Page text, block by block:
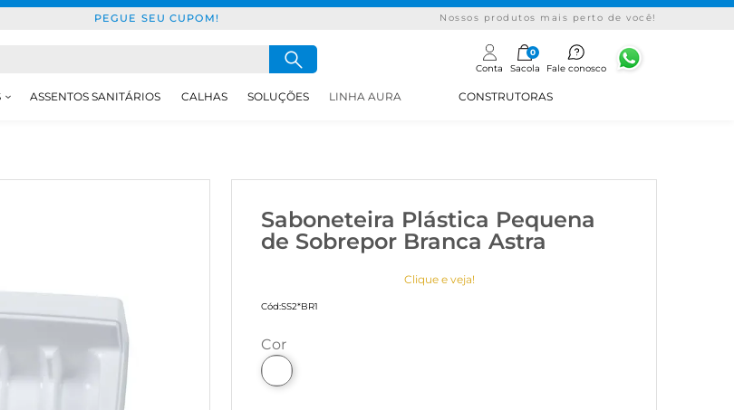
PEGUE SEU CUPOM! Nossos produtos mais perto de você!
ASSENTOS SANITÁRIOS CALHAS SOLUÇÕES LINHA AURA CONSTRUTORAS
Conta
0
Sacola Fale conosco
Saboneteira Plástica Pequena
de Sobrepor Branca Astra
Clique e veja!
Cód:SS2*BR1
cor